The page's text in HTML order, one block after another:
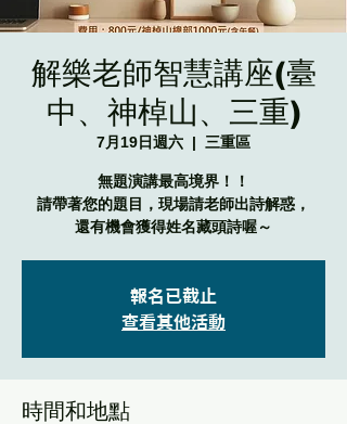
解樂老師智慧講座(臺
中、神棹山、三重)
7月19日週六
  |
三重區
無題演講最高境界！！
請帶著您的題目，現場請老師出詩解惑，
還有機會獲得姓名藏頭詩喔～
報名已截止
查看其他活動
時間和地點